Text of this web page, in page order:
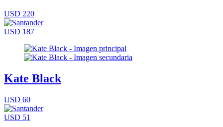
USD 220
USD 187
Kate Black
USD 60
USD 51